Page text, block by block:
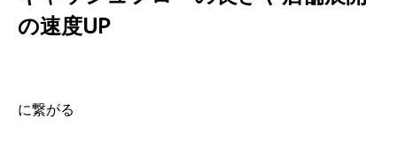
の速度UP
に繋がる